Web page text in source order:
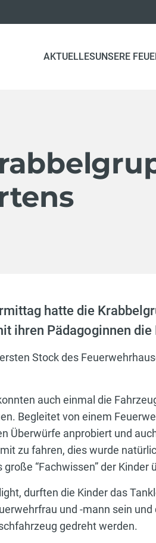
AKTUELLESUNSERE
hatte die
ihren Pädagoginnen die
Stock des
auch einmal die
Begleitet von einem
Überwürfe anprobiert und
zu fahren, dies wurde
“Fachwissen” der
durften die Kinder das
und -mann sein und
gedreht werden.